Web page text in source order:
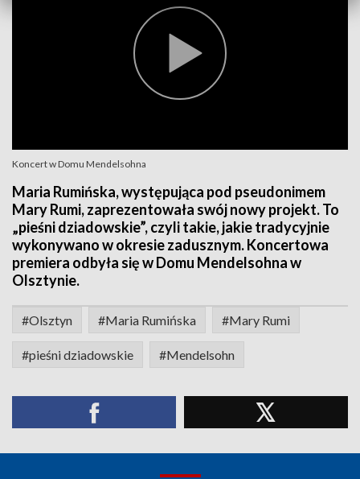
Koncert w Domu Mendelsohna
Maria Rumińska, występująca pod pseudonimem
Mary Rumi, zaprezentowała swój nowy projekt. To
„pieśni dziadowskie”, czyli takie, jakie tradycyjnie
wykonywano w okresie zadusznym. Koncertowa
premiera odbyła się w Domu Mendelsohna w
Olsztynie.
#Olsztyn #Maria Rumińska #Mary Rumi
#pieśni dziadowskie #Mendelsohn